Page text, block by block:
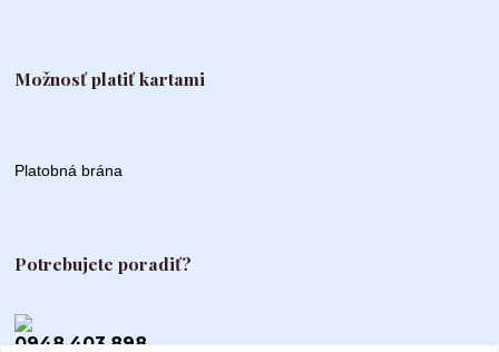
Možnosť platiť kartami
Platobná brána
Potrebujete poradiť?
0948 403 898